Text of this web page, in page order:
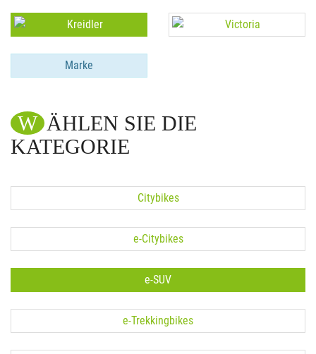
Marke
WÄHLEN SIE DIE
KATEGORIE
Citybikes
e-Citybikes
e-SUV
e-Trekkingbikes